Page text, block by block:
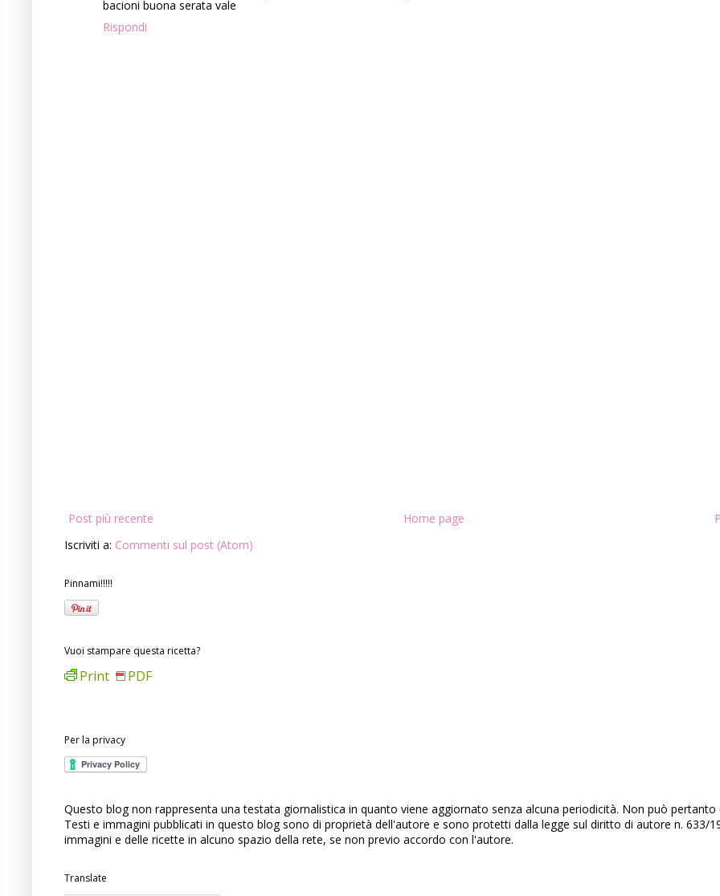
bacioni buona serata vale
Rispondi
Post più recente
Home page
Iscriviti a: Commenti sul post (Atom)
Pinnami!!!!!
Vuoi stampare questa ricetta?
Print PDF
Per la privacy
Questo blog non rappresenta una testata giornalistica in quanto viene aggiornato senza alcuna periodicità. Non può
Testi e immagini pubblicati in questo blog sono di proprietà dell'autore e sono protetti dalla legge sul diritto di autore n. 633/
immagini e delle ricette in alcuno spazio della rete, se non previo accordo con l'autore.
Translate